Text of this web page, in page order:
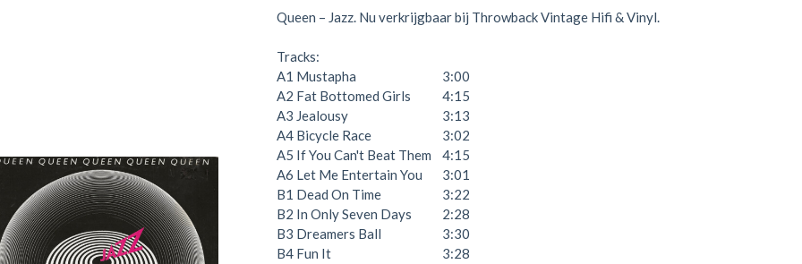
Queen – Jazz. Nu verkrijgbaar bij Throwback Vintage Hifi & Vinyl.
Tracks:
A1 Mustapha
3:00
A2 Fat Bottomed Girls
4:15
A3 Jealousy
3:13
A4 Bicycle Race
3:02
A5 If You Can't Beat Them
4:15
A6 Let Me Entertain You
3:01
B1 Dead On Time
3:22
B2 In Only Seven Days
2:28
B3 Dreamers Ball
3:30
B4 Fun It
3:28